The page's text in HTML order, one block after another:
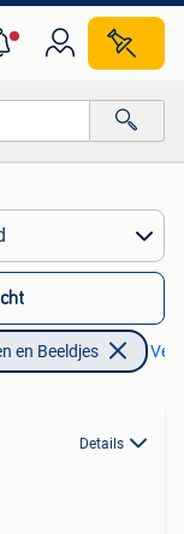
en Beeldjes
Details